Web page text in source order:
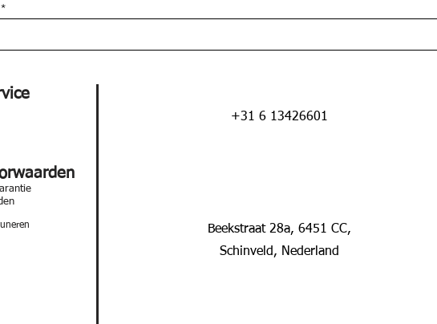
+31 6 13426601
Beekstraat 28a, 6451 CC,
Schinveld, Nederland